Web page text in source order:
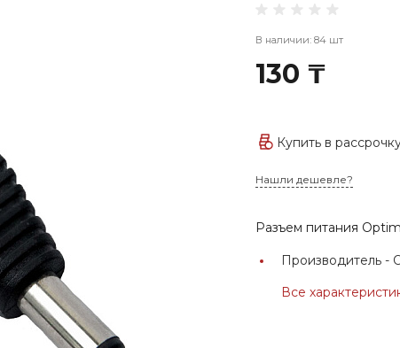
В наличии: 84 шт
130 ₸
Купить в
Нашли дешевле?
Разъем питания
Производитель -
Все